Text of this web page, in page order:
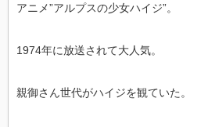
アニメ”アルプスの少女ハイジ”。
1974年に放送されて大人気。
親御さん世代がハイジを観ていた。